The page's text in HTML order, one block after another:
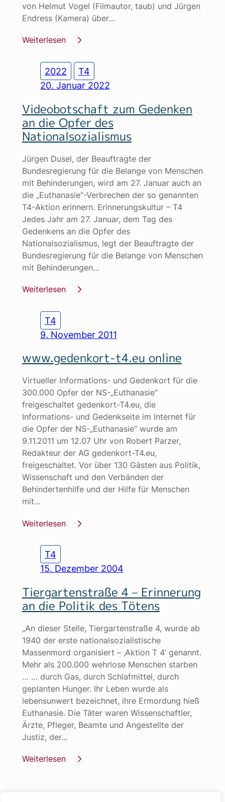
von Helmut Vogel (Filmautor, taub) und Jürgen
Endress (Kamera) über…
Weiterlesen
2022
T4
20. Januar 2022
Videobotschaft zum Gedenken
an die Opfer des
Nationalsozialismus
Jürgen Dusel, der Beauftragte der
Bundesregierung für die Belange von Menschen
mit Behinderungen, wird am 27. Januar auch an
die „Euthanasie“-Verbrechen der so genannten
T4-Aktion erinnern. Erinnerungskultur – T4
Jedes Jahr am 27. Januar, dem Tag des
Gedenkens an die Opfer des
Nationalsozialismus, legt der Beauftragte der
Bundesregierung für die Belange von Menschen
mit Behinderungen…
Weiterlesen
T4
9. November 2011
www.gedenkort-t4.eu online
Virtueller Informations- und Gedenkort für die
300.000 Opfer der NS-„Euthanasie“
freigeschaltet gedenkort-T4.eu, die
Informations- und Gedenkseite im Internet für
die Opfer der NS-„Euthanasie“ wurde am
9.11.2011 um 12.07 Uhr von Robert Parzer,
Redakteur der AG gedenkort-T4.eu,
freigeschaltet. Vor über 130 Gästen aus Politik,
Wissenschaft und den Verbänden der
Behindertenhilfe und der Hilfe für Menschen
mit…
Weiterlesen
T4
15. Dezember 2004
Tiergartenstraße 4 – Erinnerung
an die Politik des Tötens
„An dieser Stelle, Tiergartenstraße 4, wurde ab
1940 der erste nationalsozialistische
Massenmord organisiert – ‚Aktion T 4‘ genannt.
Mehr als 200.000 wehrlose Menschen starben
… … durch Gas, durch Schlafmittel, durch
geplanten Hunger. Ihr Leben wurde als
lebensunwert bezeichnet, ihre Ermordung hieß
Euthanasie. Die Täter waren Wissenschaftler,
Ärzte, Pfleger, Beamte und Angestellte der
Justiz, der…
Weiterlesen